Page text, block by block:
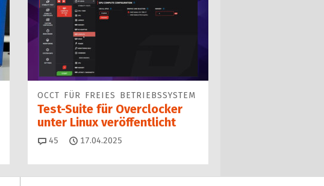
OCCT FÜR FREIES BETRIEBSSYSTEM
Test-Suite für Overclocker
unter Linux veröffentlicht
45 Kommentare
17.04.2025